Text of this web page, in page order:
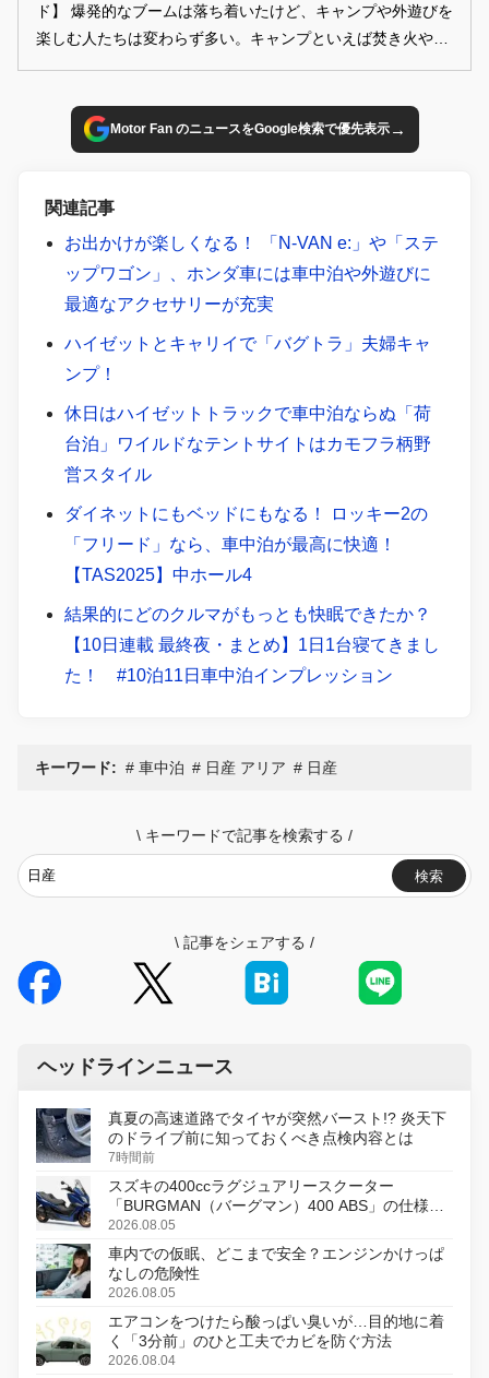
ド】 爆発的なブームは落ち着いたけど、キャンプや外遊びを
楽しむ人たちは変わらず多い。キャンプといえば焚き火や料
プ場やRVパークが増えている。今月から、車中泊やキャン
プに最適なクルマ選びを検証する「車中泊&キャンプの相棒
Motor Fan のニュースをGoogle検索で優先表示→
関連記事
お出かけが楽しくなる！ 「N-VAN e:」や「ステ
ップワゴン」、ホンダ車には車中泊や外遊びに
最適なアクセサリーが充実
ハイゼットとキャリイで「バグトラ」夫婦キャ
ンプ！
休日はハイゼットトラックで車中泊ならぬ「荷
台泊」ワイルドなテントサイトはカモフラ柄野
営スタイル
ダイネットにもベッドにもなる！ ロッキー2の
「フリード」なら、車中泊が最高に快適！
【TAS2025】中ホール4
結果的にどのクルマがもっとも快眠できたか？
【10日連載 最終夜・まとめ】1日1台寝てきまし
た！ #10泊11日車中泊インプレッション
キーワード: 車中泊 日産 アリア 日産
\ キーワードで記事を検索する /
検索
\ 記事をシェアする /
ヘッドラインニュース
真夏の高速道路でタイヤが突然バースト!? 炎天下
のドライブ前に知っておくべき点検内容とは
7時間前
スズキの400ccラグジュアリースクーター
「BURGMAN（バーグマン）400 ABS」の仕様を
変更し、8月18日に発売
2026.08.05
車内での仮眠、どこまで安全？エンジンかけっぱ
なしの危険性
2026.08.05
エアコンをつけたら酸っぱい臭いが…目的地に着
く「3分前」のひと工夫でカビを防ぐ方法
2026.08.04